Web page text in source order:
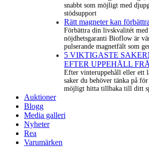
snabbt som möjligt med
stödsupport
Rätt magneter kan
Förbättra din livskvalitét
nöjdhetsgaranti Bioflow är
pulserande magnetfält som
5 VIKTIGASTE
EFTER UPPEHÅLL
Efter vinteruppehåll eller ett
saker du behöver tänka på
möjligt hitta tillbaka till ditt
Auktioner
Blogg
Media galleri
Nyheter
Rea
Varumärken